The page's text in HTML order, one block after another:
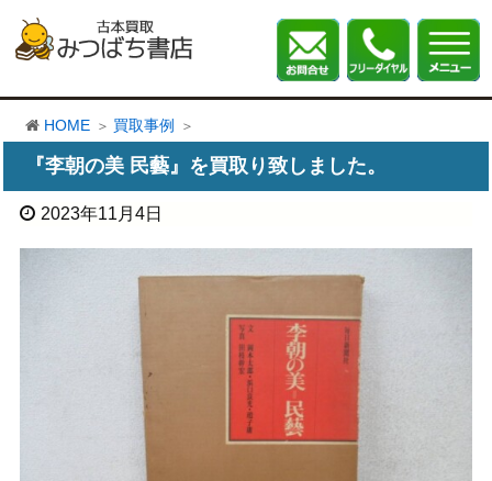
HOME 買取事例
『李朝の美 民藝』を買取り致しました。
2023年11月4日